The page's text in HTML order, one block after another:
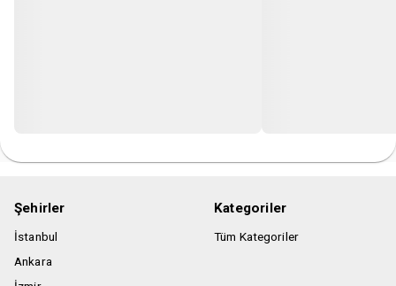
Şehirler
İstanbul
Ankara
Kategoriler
Tüm Kategoriler